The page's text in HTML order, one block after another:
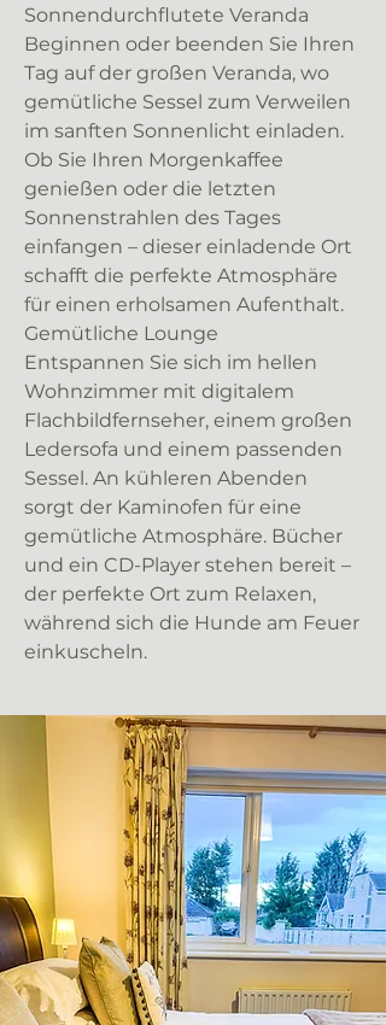
Sonnendurchflutete Veranda
Beginnen oder beenden Sie Ihren
Tag auf der großen Veranda, wo
gemütliche Sessel zum Verweilen
im sanften Sonnenlicht einladen.
Ob Sie Ihren Morgenkaffee
genießen oder die letzten
Sonnenstrahlen des Tages
einfangen – dieser einladende Ort
schafft die perfekte Atmosphäre
für einen erholsamen Aufenthalt.
Gemütliche Lounge
Entspannen Sie sich im hellen
Wohnzimmer mit digitalem
Flachbildfernseher, einem großen
Ledersofa und einem passenden
Sessel. An kühleren Abenden
sorgt der Kaminofen für eine
gemütliche Atmosphäre. Bücher
und ein CD-Player stehen bereit –
der perfekte Ort zum Relaxen,
während sich die Hunde am Feuer
einkuscheln.